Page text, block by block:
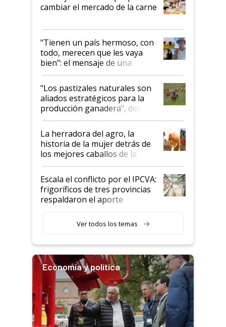
cambiar el mercado de la carne
"Tienen un país hermoso, con
todo, merecen que les vaya
bien": el mensaje de una
ganadera uruguaya sobre las
oportunidades que se abren
para el agro en Argentina, con
foco en la carne
"Los pastizales naturales son
aliados estratégicos para la
producción ganadera", destaca
la iniciativa que ya reúne a 46
establecimientos en Argentina
La herradora del agro, la
historia de la mujer detrás de
los mejores caballos de la
Argentina y los mitos que
todavía hacen sufrir a estos
animales: "Mientras me
descalificaban, yo seguí
haciendo currículum"
Escala el conflicto por el IPCVA:
frigoríficos de tres provincias
respaldaron el aporte
Ver todos los temas
Economía y política